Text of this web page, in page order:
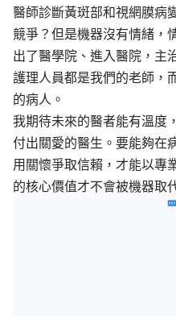
醫師診斷黃斑部和視網膜病
競爭？但是機器沒有情緒，
出了醫學院、進入醫院，主
護理人員都是我們的老師，
的病人。
我期待未來的醫者能有溫度
付出關愛的醫生。要能夠在
用關懷爭取信賴，才能以專
的核心價值才不會被機器取